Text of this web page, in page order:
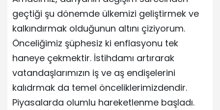
geçtiği şu dönemde ülkemizi geliştirmek ve
kalkındırmak olduğunun altını çiziyorum.
Önceliğimiz şüphesiz ki enflasyonu tek
haneye çekmektir. İstihdamı artırarak
vatandaşlarımızın iş ve aş endişelerini
kalıdrmak da temel önceliklerimizdendir.
Piyasalarda olumlu hareketlenme başladı.